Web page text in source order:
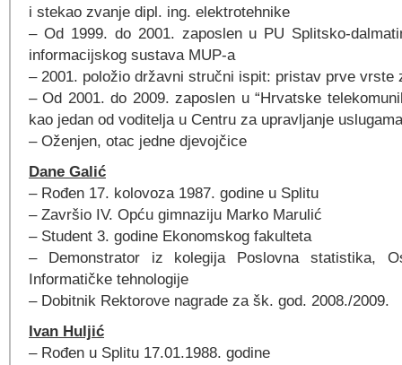
i stekao zvanje dipl. ing. elektrotehnike
– Od 1999. do 2001. zaposlen u PU Splitsko-
informacijskog sustava MUP-a
– 2001. položio državni stručni ispit: pristav prve vrste
– Od 2001. do 2009. zaposlen u “Hrvatske
kao jedan od voditelja u Centru za upravljanje
– Oženjen, otac jedne djevojčice
Dane Galić
– Rođen 17. kolovoza 1987. godine u Splitu
– Završio IV. Opću gimnaziju Marko Marulić
– Student 3. godine Ekonomskog fakulteta
– Demonstrator iz kolegija Poslovna statistika,
Informatičke tehnologije
– Dobitnik Rektorove nagrade za šk. god. 2008./2009.
Ivan Huljić
– Rođen u Splitu 17.01.1988. godine